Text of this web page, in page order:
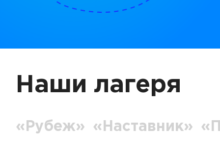
Наши лагеря
«Рубеж» «Наставник»